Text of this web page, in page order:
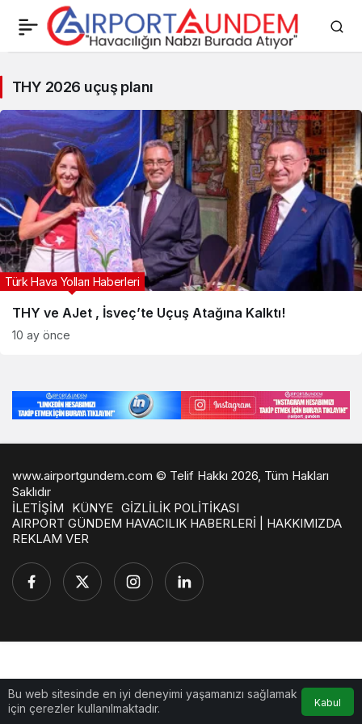
2026
uçuş
planı
Haberleri
THY 2026 uçuş planı
THY ve AJet , İsveç’te Uçuş Atağına Kalktı!
Türk Hava Yolları Haberleri
10 ay önce
Bu web sitesinde en iyi deneyimi yaşamanızı sağlamak
için çerezler kullanılmaktadır.
Kabul
www.airportgundem.com © Telif Hakkı 2026, Tüm Hakları
Saklıdır
İLETİŞİM
KÜNYE GİZLİLİK POLİTİKASI
AIRPORT GÜNDEM HAVACILIK HABERLERİ | HAKKIMIZDA
REKLAM VER